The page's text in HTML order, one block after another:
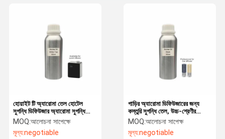
গাড়ির অ্যারোমা ডিফিউজারের জন্য
কস্তুরি সুগন্ধি তেল, উচ্চ-শ্রেণীর
দীর্ঘস্থায়ী সুগন্ধি তেল
MOQ:আলোচনা সাপেক্ষ
মূল্য:negotiable
হোয়াইট টি অ্যারোমা তেল হোটেল
সুগন্ধি ডিফিউজার অ্যারোমা সুগন্ধি
তেলের জন্য
MOQ:আলোচনা সাপেক্ষে
মূল্য:negotiable